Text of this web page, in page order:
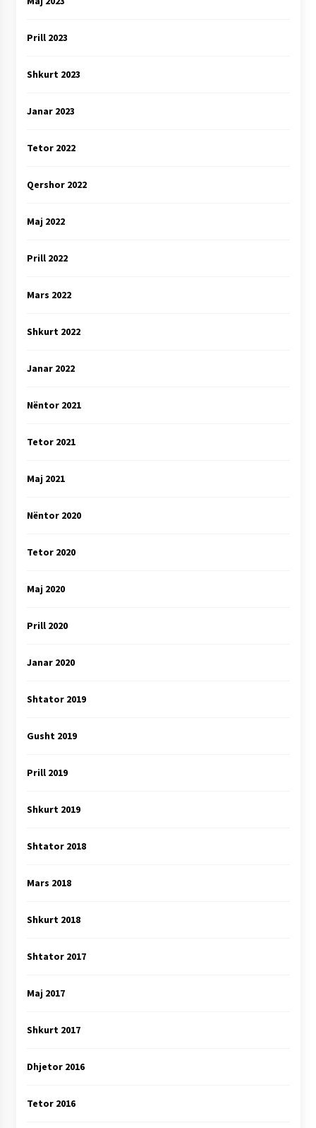
Prill 2023
Shkurt 2023
Janar 2023
Tetor 2022
Qershor 2022
Maj 2022
Prill 2022
Mars 2022
Shkurt 2022
Janar 2022
Nëntor 2021
Tetor 2021
Maj 2021
Nëntor 2020
Tetor 2020
Maj 2020
Prill 2020
Janar 2020
Shtator 2019
Gusht 2019
Prill 2019
Shkurt 2019
Shtator 2018
Mars 2018
Shkurt 2018
Shtator 2017
Maj 2017
Shkurt 2017
Dhjetor 2016
Tetor 2016